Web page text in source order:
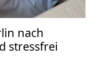
nach
stressfrei